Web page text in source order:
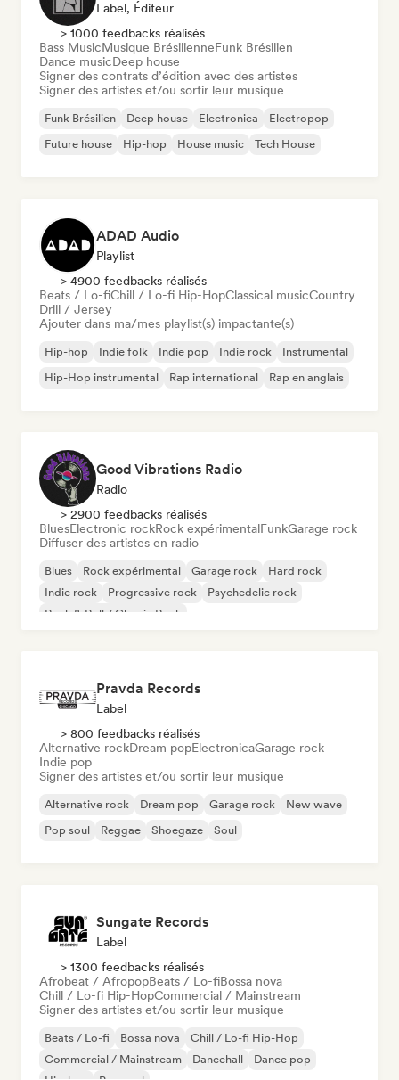
Label, Éditeur
> 1000 feedbacks réalisés
Bass MusicMusique BrésilienneFunk Brésilien
Dance musicDeep house
Signer des contrats d’édition avec des artistes
Signer des artistes et/ou sortir leur musique
Funk Brésilien Deep house Electronica
Electropop
Future house
Hip-hop House music Tech House
ADAD Audio
Playlist
> 4900 feedbacks réalisés
Beats / Lo-fiChill / Lo-fi Hip-HopClassical musicCountry
Drill / Jersey
Ajouter dans ma/mes playlist(s) impactante(s)
Hip-hop Indie folk Indie pop Indie rock
Instrumental
Hip-Hop instrumental
Rap international Rap en anglais
Good Vibrations Radio
Radio
> 2900 feedbacks réalisés
BluesElectronic rockRock expérimentalFunkGarage rock
Diffuser des artistes en radio
Blues Rock expérimental Garage rock
Hard rock
Indie rock
Progressive rock
Psychedelic rock
Rock & Roll / Classic Rock
Pravda Records
Label
> 800 feedbacks réalisés
Alternative rockDream popElectronicaGarage rock
Indie pop
Signer des artistes et/ou sortir leur musique
Alternative rock Dream pop Garage rock
New wave
Pop soul
Reggae Shoegaze Soul
Sungate Records
Label
> 1300 feedbacks réalisés
Afrobeat / AfropopBeats / Lo-fiBossa nova
Chill / Lo-fi Hip-HopCommercial / Mainstream
Signer des artistes et/ou sortir leur musique
Beats / Lo-fi Bossa nova
Chill / Lo-fi Hip-Hop
Commercial / Mainstream
Dancehall
Dance pop